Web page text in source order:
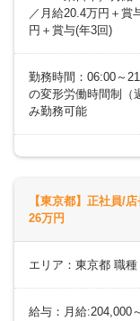
／月給20.4万円＋賞
円＋賞与(年3回)
勤務時間：06:00～
の変形労働時間制（
み勤務可能
【東京都】正社員/
26万円
エリア：東京都 職
給与：月給:204,000